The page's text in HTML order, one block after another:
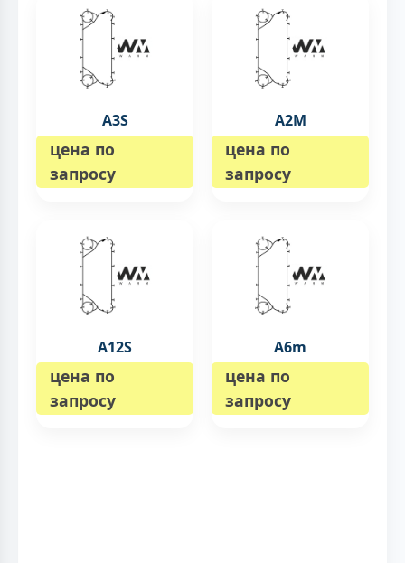
A3S
цена по
запросу
A2M
цена по
запросу
A12S
цена по
запросу
A6m
цена по
запросу